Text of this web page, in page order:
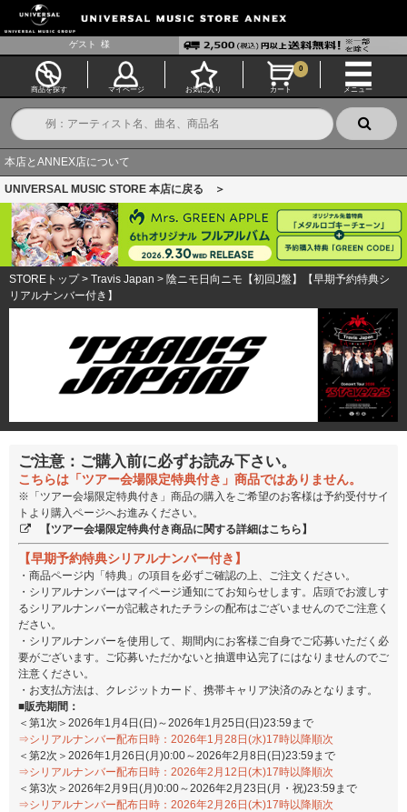
ゲスト 様
商品を探す マイページ お気に入り カート
0
メニュー
本店とANNEX店について
UNIVERSAL MUSIC STORE 本店に戻る ＞
STOREトップ> Travis Japan > 陰ニモ日向ニモ【初回J盤】【早期予約特典シ
リアルナンバー付き】
ご注意：ご購入前に必ずお読み下さい。
こちらは「ツアー会場限定特典付き」商品ではありません。
※「ツアー会場限定特典付き」商品の購入をご希望のお客様は予約受付サイ
トより購入ページへお進みください。
【ツアー会場限定特典付き商品に関する詳細はこちら】
【早期予約特典シリアルナンバー付き】
・商品ページ内「特典」の項目を必ずご確認の上、ご注文ください。
・シリアルナンバーはマイページ通知にてお知らせします。店頭でお渡しす
るシリアルナンバーが記載されたチラシの配布はございませんのでご注意く
ださい。
・シリアルナンバーを使用して、期間内にお客様ご自身でご応募いただく必
要がございます。ご応募いただかないと抽選申込完了にはなりませんのでご
注意ください。
・お支払方法は、クレジットカード、携帯キャリア決済のみとなります。
■販売期間：
＜第1次＞2026年1月4日(日)～2026年1月25日(日)23:59まで
⇒シリアルナンバー配布日時：2026年1月28日(水)17時以降順次
＜第2次＞2026年1月26日(月)0:00～2026年2月8日(日)23:59まで
⇒シリアルナンバー配布日時：2026年2月12日(木)17時以降順次
＜第3次＞2026年2月9日(月)0:00～2026年2月23日(月・祝)23:59まで
⇒シリアルナンバー配布日時：2026年2月26日(木)17時以降順次